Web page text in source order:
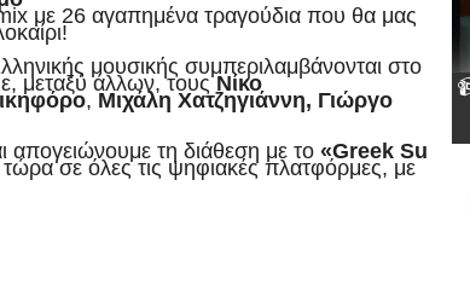
με 26 αγαπημένα τραγούδια που θα μας
!
μουσικής συμπεριλαμβάνονται στο
, μεταξύ άλλων,τους Νίκο
, Μιχάλη Χατζηγιάννη, Γιώργο
απογειώνουμε τη διάθεση με το «Greek Su
τώρα σε όλες τις ψηφιακές πλατφόρμες, με